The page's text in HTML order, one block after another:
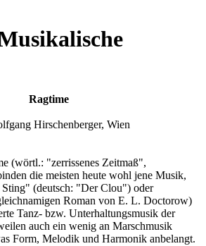
Ragtime
Hirschenberger, Wien
(wörtl.: "zerrissenes Zeitmaß",
die meisten heute wohl jene Musik,
(deutsch: "Der Clou") oder
Roman von E. L. Doctorow)
Tanz- bzw. Unterhaltungsmusik der
auch ein wenig an Marschmusik
Form, Melodik und Harmonik anbelangt.